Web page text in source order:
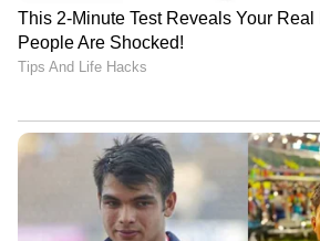
ഉന്നയിച്ചും ഒരു
പിരിച്ചെടുക്കണമെന്ന്
ഉന്നയിച്ചാണ് വിശ്വനാഥ പാർട്ടി